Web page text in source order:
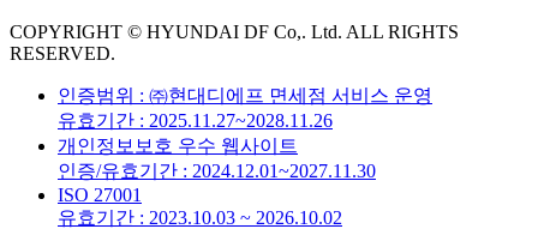
COPYRIGHT © HYUNDAI DF Co,. Ltd. ALL RIGHTS
RESERVED.
인증범위 : ㈜현대디에프 면세점 서비스 운영
유효기간 : 2025.11.27~2028.11.26
개인정보보호 우수 웹사이트
인증/유효기간 : 2024.12.01~2027.11.30
ISO 27001
유효기간 : 2023.10.03 ~ 2026.10.02